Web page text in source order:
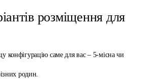
розміщення для
конфігурацію саме для вас – 5-місна чи
родин.